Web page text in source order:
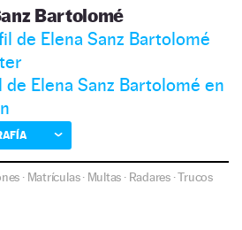
Bartolomé
de Elena Sanz Bartolomé
de Elena Sanz Bartolomé en
· Matrículas· Multas · Radares·Trucos